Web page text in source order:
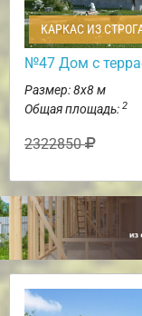
КАРКАС ИЗ
№47 Дом с
Размер: 8х8 м
Общая площадь: 2
2322850